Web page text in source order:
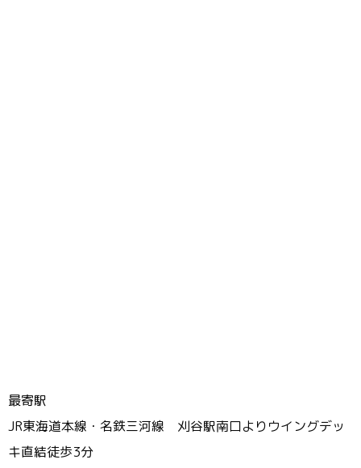
最寄駅
JR東海道本線・名鉄三河線 刈谷駅南口よりウイングデッ
キ直結徒歩3分